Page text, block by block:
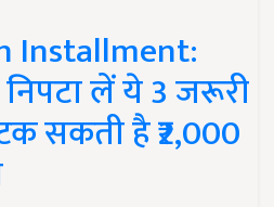
Installment:
लें ये 3 जरूरी
सकती है ₹2,000